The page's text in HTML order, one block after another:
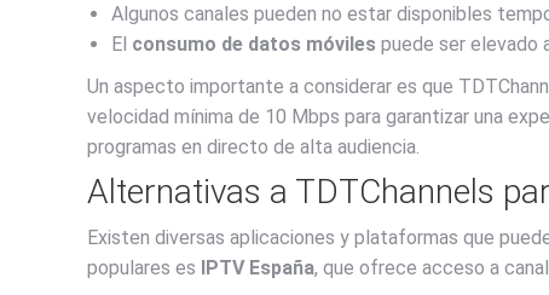
Algunos canales pueden no estar disponibles
El consumo de datos móviles puede ser elevado
Un aspecto importante a considerar es que
velocidad mínima de 10 Mbps para garantizar una
programas en directo de alta audiencia.
Alternativas a TDTChannels
Existen diversas aplicaciones y plataformas que
populares es IPTV España, que ofrece acceso a